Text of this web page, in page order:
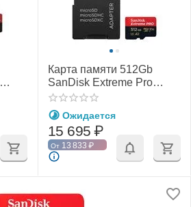
Карта памяти 512Gb
SanDisk Extreme Pro
microSDXC Class 10
UHS-I U3 V30 A2
Ожидается
15 695 ₽
От 13 833 ₽